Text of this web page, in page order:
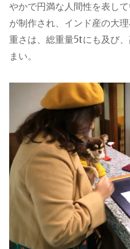
やかで円満な人間性を表し
が制作され、インド産の大
重さは、総重量5tにも及び
まい。